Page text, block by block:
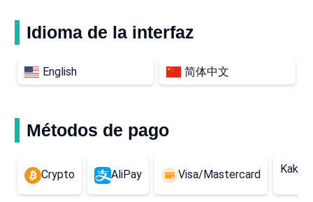
Idioma de la interfaz
English 简体中文
Métodos de pago
Crypto AliPay Visa/Mastercard